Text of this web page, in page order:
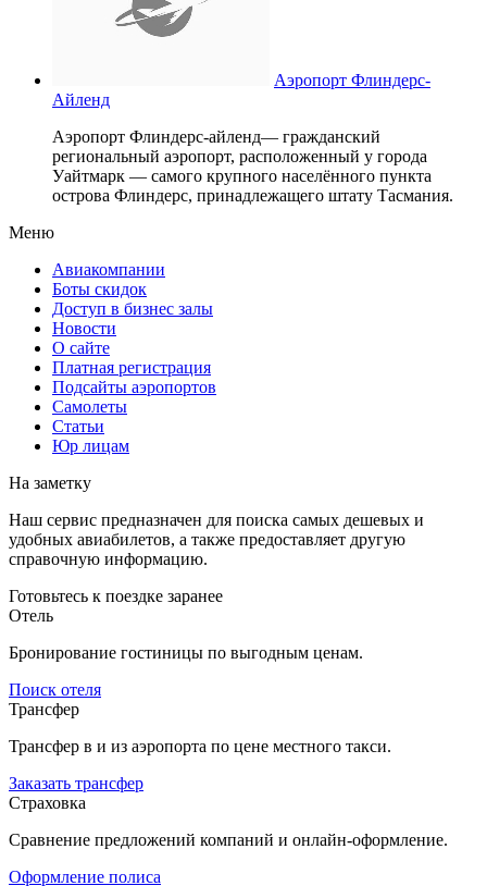
Аэропорт Флиндерс-
Айленд
Аэропорт Флиндерс-айленд— гражданский
региональный аэропорт, расположенный у города
Уайтмарк — самого крупного населённого пункта
острова Флиндерс, принадлежащего штату Тасмания.
Меню
Авиакомпании
Боты скидок
Доступ в бизнес залы
Новости
О сайте
Платная регистрация
Подсайты аэропортов
Самолеты
Статьи
Юр лицам
На заметку
Наш сервис предназначен для поиска самых дешевых и
удобных авиабилетов, а также предоставляет другую
справочную информацию.
Готовьтесь к поездке заранее
Отель
Бронирование гостиницы по выгодным ценам.
Поиск отеля
Трансфер
Трансфер в и из аэропорта по цене местного такси.
Заказать трансфер
Страховка
Сравнение предложений компаний и онлайн-оформление.
Оформление полиса